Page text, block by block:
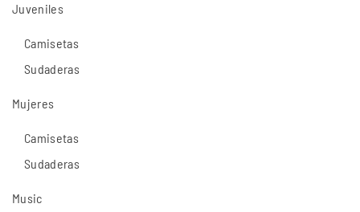
Juveniles
Camisetas
Sudaderas
Mujeres
Camisetas
Sudaderas
Music